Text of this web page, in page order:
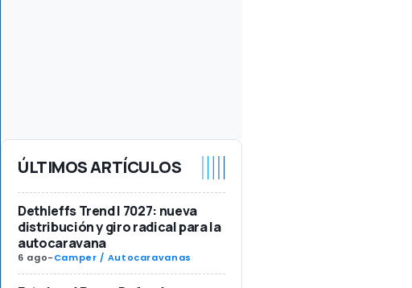
ÚLTIMOS ARTÍCULOS
Dethleffs Trend I 7027: nueva
distribución y giro radical para la
autocaravana
6 ago-Camper / Autocaravanas